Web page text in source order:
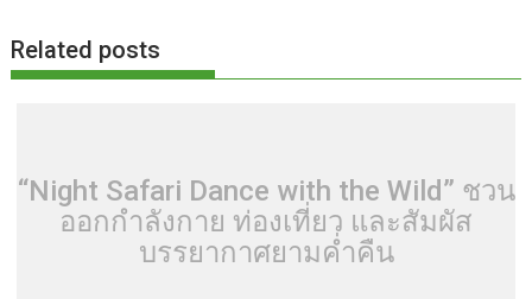
k k
Related posts
“Night Safari Dance with the Wild” ชวน
ออกกำลังกาย ท่องเที่ยว และสัมผัส
บรรยากาศยามค่ำคืน